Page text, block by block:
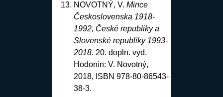
NOVOTNÝ, V. Mince
Československa 1918-
1992, České republiky a
Slovenské republiky 1993-
2018. 20. dopln. vyd.
Hodonín: V. Novotný,
2018, ISBN 978-80-86543-
38-3.